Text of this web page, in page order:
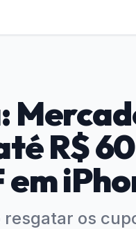
R$
resgatar os